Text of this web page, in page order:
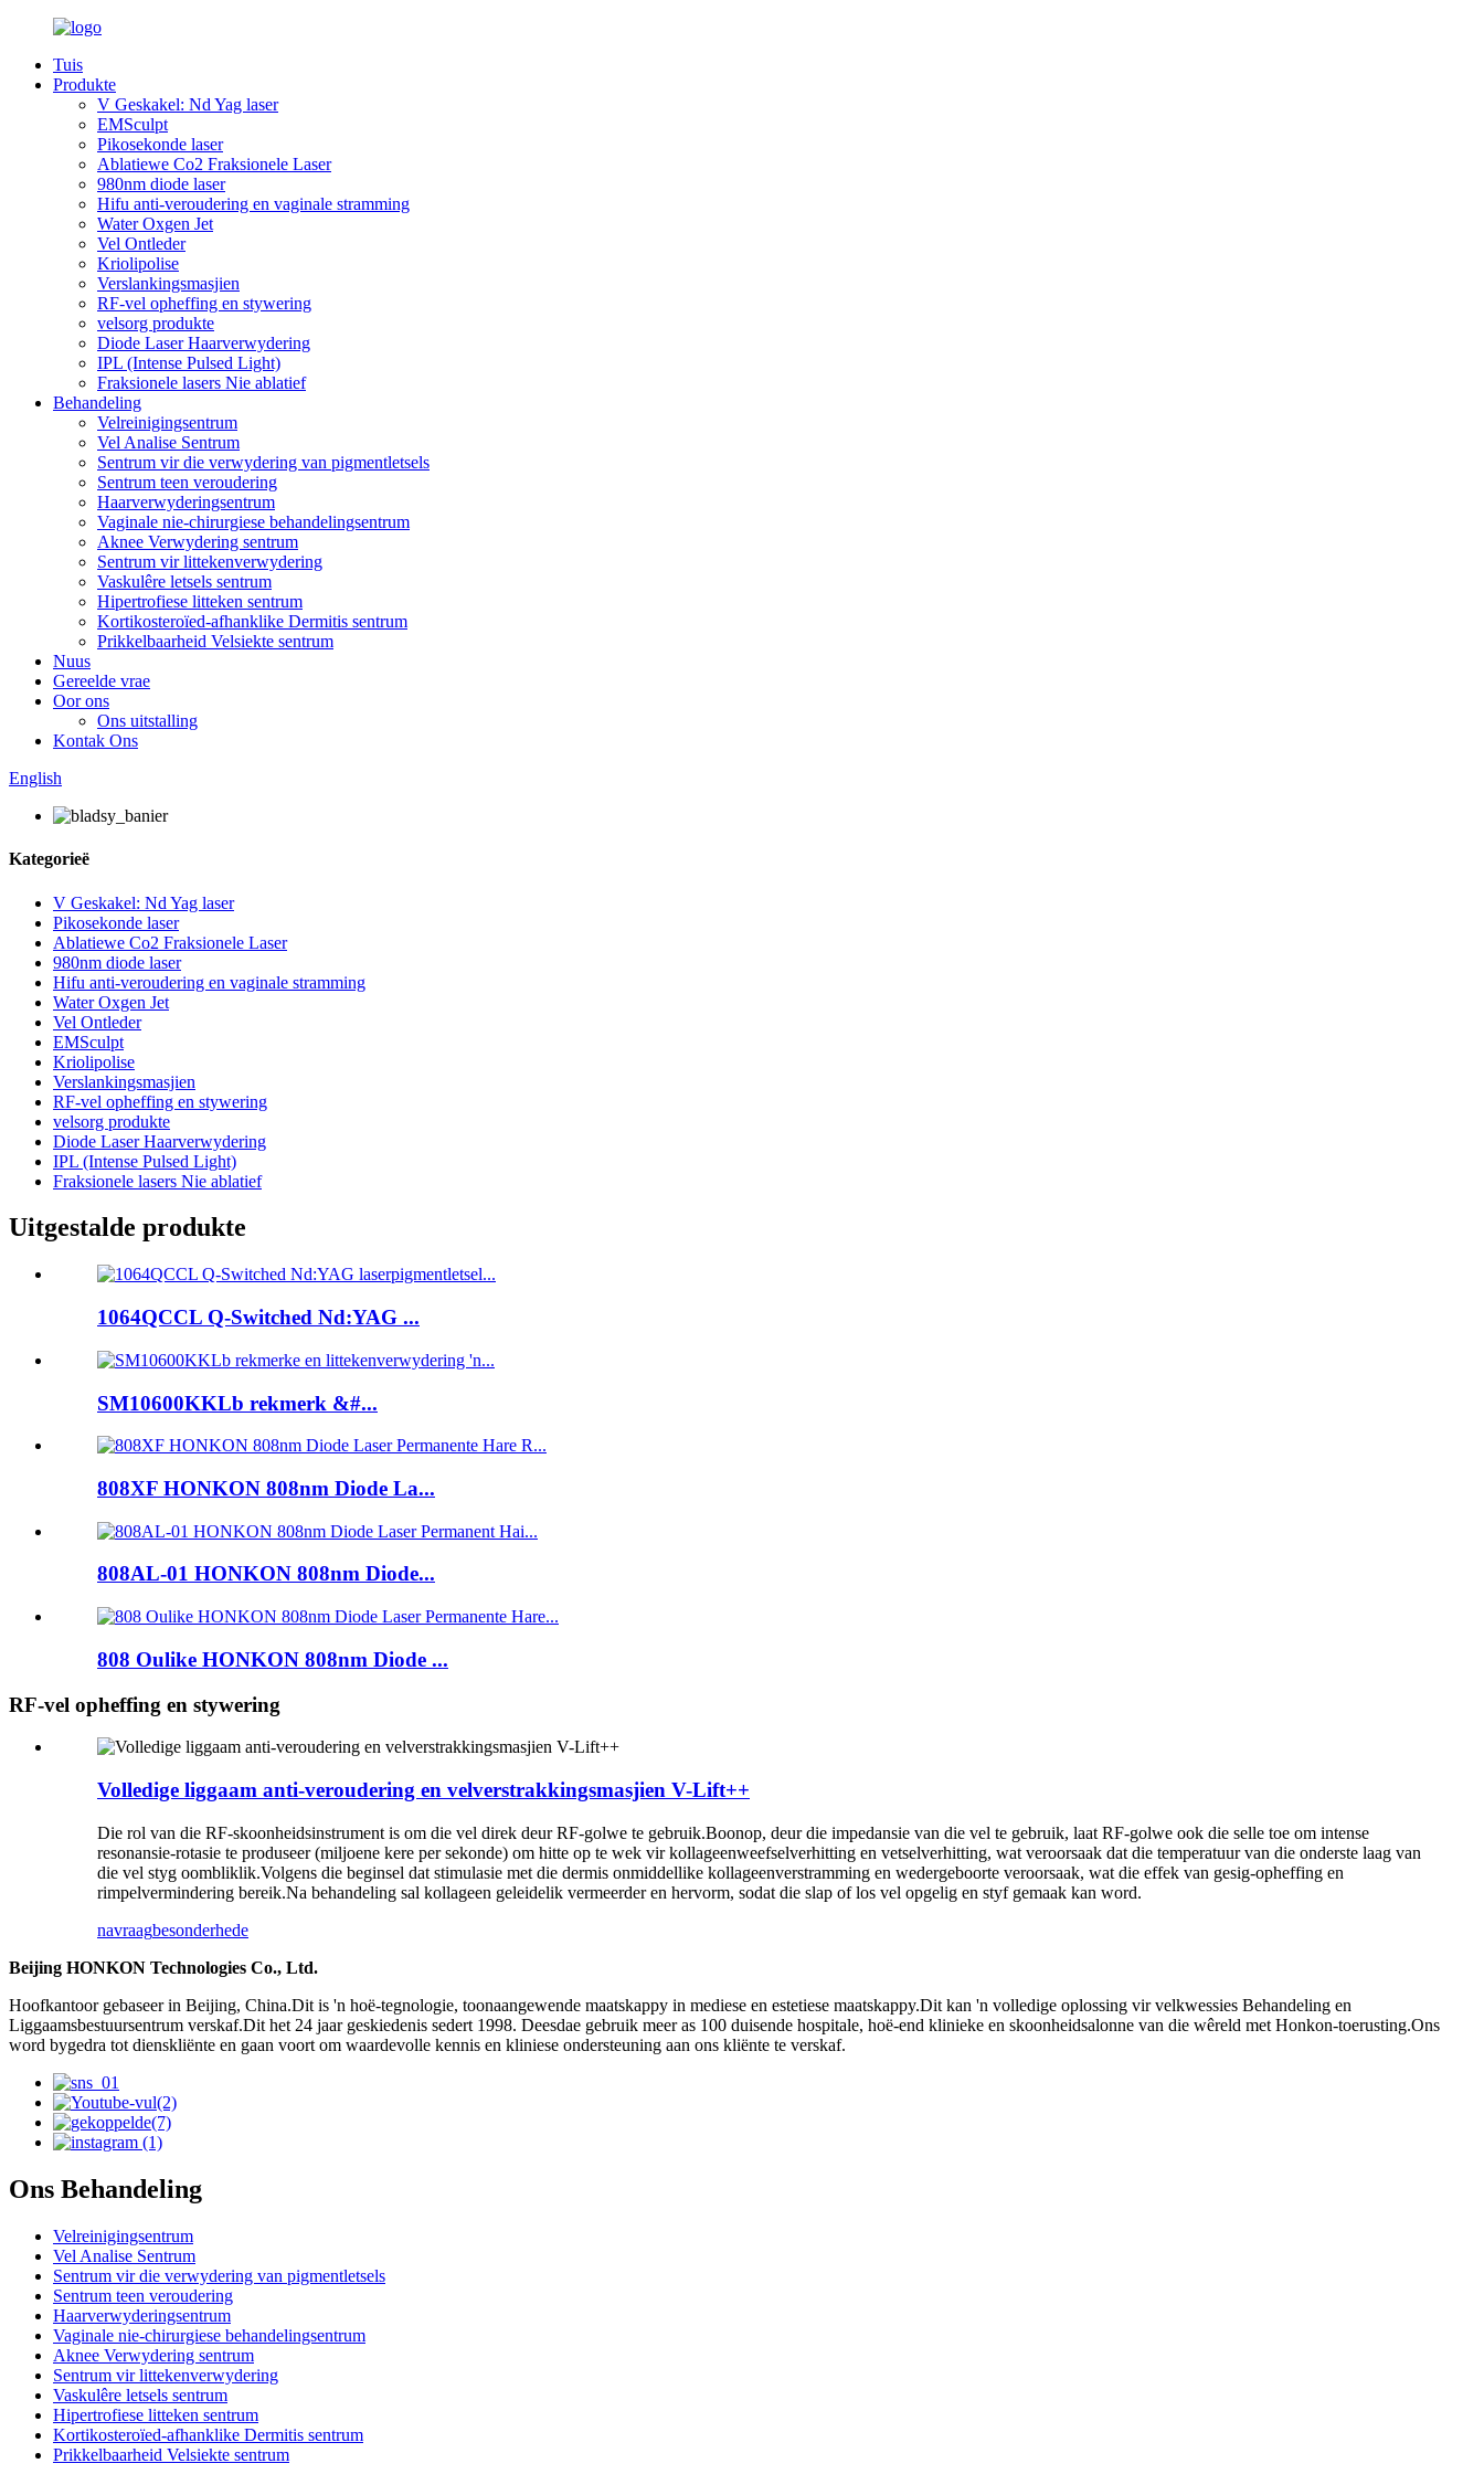
Tuis
Produkte
V Geskakel: Nd Yag laser
EMSculpt
Pikosekonde laser
Ablatiewe Co2 Fraksionele Laser
980nm diode laser
Hifu anti-veroudering en vaginale stramming
Water Oxgen Jet
Vel Ontleder
Kriolipolise
Verslankingsmasjien
RF-vel opheffing en stywering
velsorg produkte
Diode Laser Haarverwydering
IPL (Intense Pulsed Light)
Fraksionele lasers Nie ablatief
Behandeling
Velreinigingsentrum
Vel Analise Sentrum
Sentrum vir die verwydering van pigmentletsels
Sentrum teen veroudering
Haarverwyderingsentrum
Vaginale nie-chirurgiese behandelingsentrum
Aknee Verwydering sentrum
Sentrum vir littekenverwydering
Vaskulêre letsels sentrum
Hipertrofiese litteken sentrum
Kortikosteroïed-afhanklike Dermitis sentrum
Prikkelbaarheid Velsiekte sentrum
Nuus
Gereelde vrae
Oor ons
Ons uitstalling
Kontak Ons
English
Kategorieë
V Geskakel: Nd Yag laser
Pikosekonde laser
Ablatiewe Co2 Fraksionele Laser
980nm diode laser
Hifu anti-veroudering en vaginale stramming
Water Oxgen Jet
Vel Ontleder
EMSculpt
Kriolipolise
Verslankingsmasjien
RF-vel opheffing en stywering
velsorg produkte
Diode Laser Haarverwydering
IPL (Intense Pulsed Light)
Fraksionele lasers Nie ablatief
Uitgestalde produkte
1064QCCL Q-Switched Nd:YAG ...
SM10600KKLb rekmerk &#...
808XF HONKON 808nm Diode La...
808AL-01 HONKON 808nm Diode...
808 Oulike HONKON 808nm Diode ...
RF-vel opheffing en stywering
Volledige liggaam anti-veroudering en velverstrakkingsmasjien V-Lift++
Die rol van die RF-skoonheidsinstrument is om die vel direk deur RF-golwe te gebruik.Boonop, deur die impedansie van die vel te gebruik, laat RF-golwe ook die selle toe om intense
resonansie-rotasie te produseer (miljoene kere per sekonde) om hitte op te wek vir kollageenweefselverhitting en vetselverhitting, wat veroorsaak dat die temperatuur van die onderste laag van
die vel styg oombliklik.Volgens die beginsel dat stimulasie met die dermis onmiddellike kollageenverstramming en wedergeboorte veroorsaak, wat die effek van gesig-opheffing en
rimpelvermindering bereik.Na behandeling sal kollageen geleidelik vermeerder en hervorm, sodat die slap of los vel opgelig en styf gemaak kan word.
navraagbesonderhede
Beijing HONKON Technologies Co., Ltd.
Hoofkantoor gebaseer in Beijing, China.Dit is 'n hoë-tegnologie, toonaangewende maatskappy in mediese en estetiese maatskappy.Dit kan 'n volledige oplossing vir velkwessies Behandeling en
Liggaamsbestuursentrum verskaf.Dit het 24 jaar geskiedenis sedert 1998. Deesdae gebruik meer as 100 duisende hospitale, hoë-end klinieke en skoonheidsalonne van die wêreld met Honkon-toerusting.Ons
word bygedra tot dienskliënte en gaan voort om waardevolle kennis en kliniese ondersteuning aan ons kliënte te verskaf.
Ons Behandeling
Velreinigingsentrum
Vel Analise Sentrum
Sentrum vir die verwydering van pigmentletsels
Sentrum teen veroudering
Haarverwyderingsentrum
Vaginale nie-chirurgiese behandelingsentrum
Aknee Verwydering sentrum
Sentrum vir littekenverwydering
Vaskulêre letsels sentrum
Hipertrofiese litteken sentrum
Kortikosteroïed-afhanklike Dermitis sentrum
Prikkelbaarheid Velsiekte sentrum